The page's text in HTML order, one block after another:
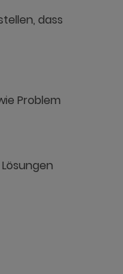
dass
Problem